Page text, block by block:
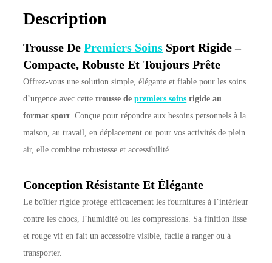
Description
Trousse DePremiers Soins Sport Rigide –
Compacte, Robuste Et Toujours Prête
Offrez-vous une solution simple, élégante et fiable pour les soins
d’urgence avec cettetrousse depremiers soins rigide au
format sport . Conçue pour répondre aux besoins personnels à la
maison, au travail, en déplacement ou pour vos activités de plein
air, elle combine robustesse et accessibilité.
Conception Résistante Et Élégante
Le boîtier rigide protège efficacement les fournitures à l’intérieur
contre les chocs, l’humidité ou les compressions. Sa finition lisse
et rouge vif en fait un accessoire visible, facile à ranger ou à
transporter.